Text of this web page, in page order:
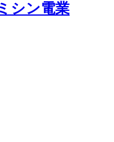
シン電業